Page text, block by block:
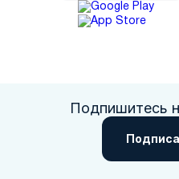
Подпишитесь